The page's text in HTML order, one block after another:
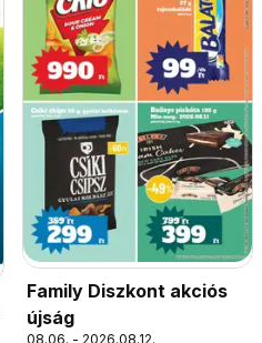
Family Diszkont akciós
újság
08.06. - 2026.08.12.